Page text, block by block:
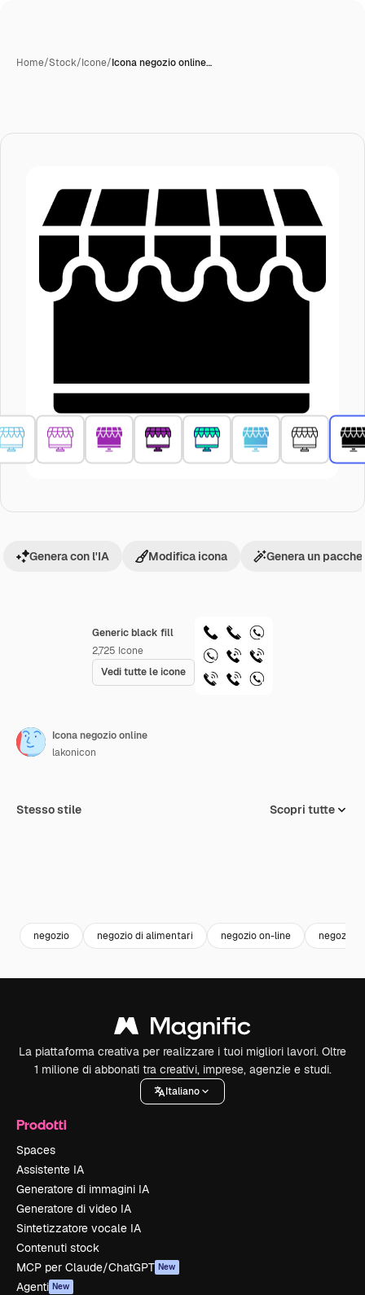
Home/Stock/Icone/Icona negozio online…
Generic black fill
2,725 Icone
Vedi tutte le icone
Genera con l'IA Modifica icona Genera un
Icona negozio online
lakonicon
Stesso stile Scopri tutte
negozio negozio di alimentari negozio on-line negozio
La piattaforma creativa per realizzare i tuoi migliori lavori. Oltre
1 milione di abbonati tra creativi, imprese, agenzie e studi.
Italiano
Prodotti
Spaces
Assistente IA
Generatore di immagini IA
Generatore di video IA
Sintetizzatore vocale IA
Contenuti stock
MCP per Claude/ChatGPT New
Agenti New